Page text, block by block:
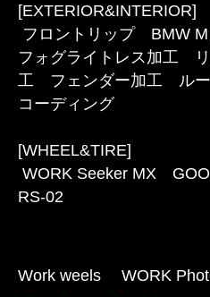
[EXTERIOR&INTERIOR]
フロントリップ BMW
フォグライトレス加工
工 フェンダー加工 ル
コーディング
[WHEEL&TIRE]
WORK Seeker MX
RS-02
Work weels WORK